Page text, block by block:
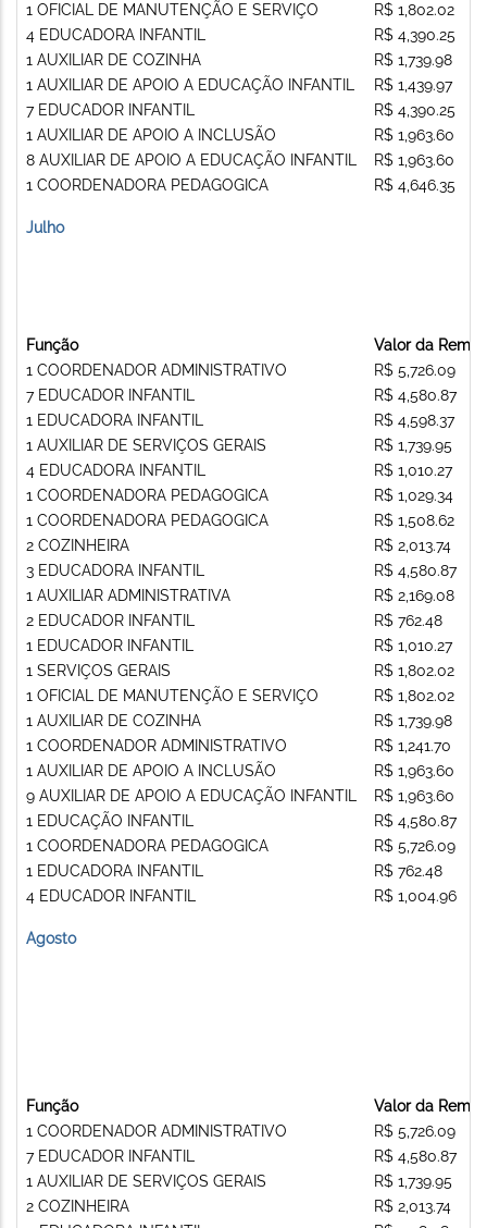
1 OFICIAL DE MANUTENÇÃO E SERVIÇO
4 EDUCADORA INFANTIL
1 AUXILIAR DE COZINHA
1 AUXILIAR DE APOIO A EDUCAÇÃO INFANTIL
7 EDUCADOR INFANTIL
1 AUXILIAR DE APOIO A INCLUSÃO
8 AUXILIAR DE APOIO A EDUCAÇÃO INFANTIL
1 COORDENADORA PEDAGOGICA
R$ 1,802.02
R$ 4,390.25
R$ 1,739.98
R$ 1,439.97
R$ 4,390.25
R$ 1,963.60
R$ 1,963.60
R$ 4,646.35
Julho
Função
1 COORDENADOR ADMINISTRATIVO
7 EDUCADOR INFANTIL
1 EDUCADORA INFANTIL
1 AUXILIAR DE SERVIÇOS GERAIS
4 EDUCADORA INFANTIL
1 COORDENADORA PEDAGOGICA
1 COORDENADORA PEDAGOGICA
2 COZINHEIRA
3 EDUCADORA INFANTIL
1 AUXILIAR ADMINISTRATIVA
2 EDUCADOR INFANTIL
1 EDUCADOR INFANTIL
1 SERVIÇOS GERAIS
1 OFICIAL DE MANUTENÇÃO E SERVIÇO
1 AUXILIAR DE COZINHA
1 COORDENADOR ADMINISTRATIVO
1 AUXILIAR DE APOIO A INCLUSÃO
9 AUXILIAR DE APOIO A EDUCAÇÃO INFANTIL
1 EDUCAÇÃO INFANTIL
1 COORDENADORA PEDAGOGICA
1 EDUCADORA INFANTIL
4 EDUCADOR INFANTIL
Valor da
R$ 5,726.09
R$ 4,580.87
R$ 4,598.37
R$ 1,739.95
R$ 1,010.27
R$ 1,029.34
R$ 1,508.62
R$ 2,013.74
R$ 4,580.87
R$ 2,169.08
R$ 762.48
R$ 1,010.27
R$ 1,802.02
R$ 1,802.02
R$ 1,739.98
R$ 1,241.70
R$ 1,963.60
R$ 1,963.60
R$ 4,580.87
R$ 5,726.09
R$ 762.48
R$ 1,004.96
Agosto
Função
1 COORDENADOR ADMINISTRATIVO
7 EDUCADOR INFANTIL
1 AUXILIAR DE SERVIÇOS GERAIS
2 COZINHEIRA
Valor da
R$ 5,726.09
R$ 4,580.87
R$ 1,739.95
R$ 2,013.74